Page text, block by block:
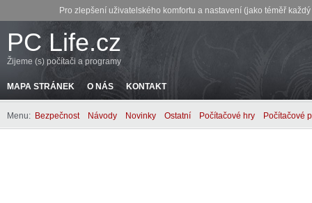
Pro zlepšení uživatelského komfortu a nastavení (jako téměř
PC Life.cz
Žijeme (s) počítači a programy
MAPA STRÁNEK O NÁS KONTAKT
Menu: Bezpečnost Návody Novinky Ostatní Počítačové hry Počítačové